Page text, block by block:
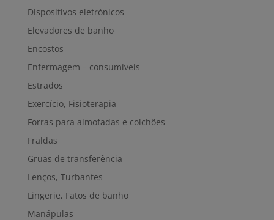
Dispositivos eletrónicos
Elevadores de banho
Encostos
Enfermagem – consumíveis
Estrados
Exercício, Fisioterapia
Forras para almofadas e colchões
Fraldas
Gruas de transferência
Lenços, Turbantes
Lingerie, Fatos de banho
Manápulas